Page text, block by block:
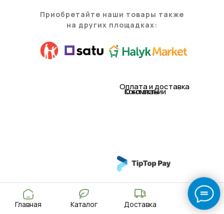
Приобретайте наши товары также
на других площадках:
Оплата и доставка
Контакты
О компании
Политика конфиденциальности
Главная Каталог Доставка